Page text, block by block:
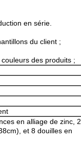
en série.
du client ;
des produits ;
en alliage de zinc, 2
et 8 douilles en